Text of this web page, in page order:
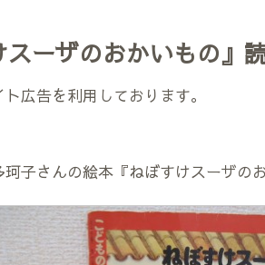
ーザのおかいもの』
広告を利用しております。
子さんの絵本『ねぼすけスーザの